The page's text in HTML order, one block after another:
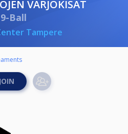
VARJOKISAT
9-Ball
Tampere